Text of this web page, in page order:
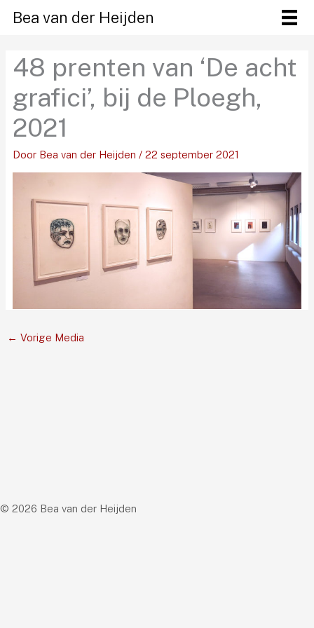
naar
inhoud
Bea van der Heijden
48 prenten van ‘De acht
grafici’, bij de Ploegh,
2021
Door Bea van der Heijden / 22 september 2021
← Vorige Media
© 2026 Bea van der Heijden